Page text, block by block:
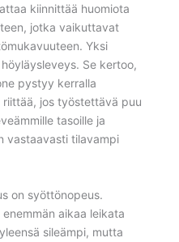
kiinnittää huomiota
jotka vaikuttavat
Yksi
Se kertoo,
pystyy kerralla
riittää, jos työstettävä puu
tasoille ja
vastaavasti tilavampi
on syöttönopeus.
aikaa leikata
sileämpi, mutta